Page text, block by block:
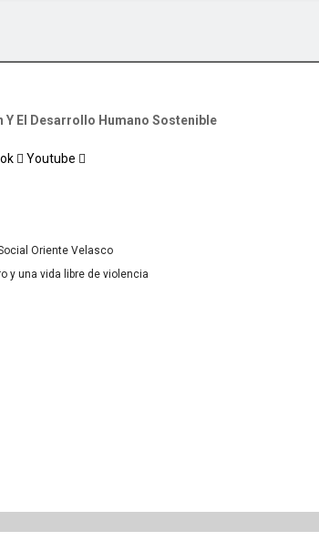
El Desarrollo Humano Sostenible
Youtube
Oriente Velasco
y una vida libre de violencia